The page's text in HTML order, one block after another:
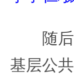
随后
基层公